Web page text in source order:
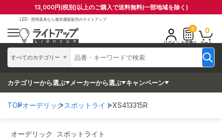
13,000円(税別)以上のご購入で送料無料(一部地域を除く)
LED・照明器具なら激安通販販売のライトアップ
すべてのカテゴリー
ログイン
0
お見積り
0
カート
カテゴリーから選ぶ メーカーから選ぶ キャンペーン
TOPオーデリックスポットライトXS413315R
オーデリック スポットライト